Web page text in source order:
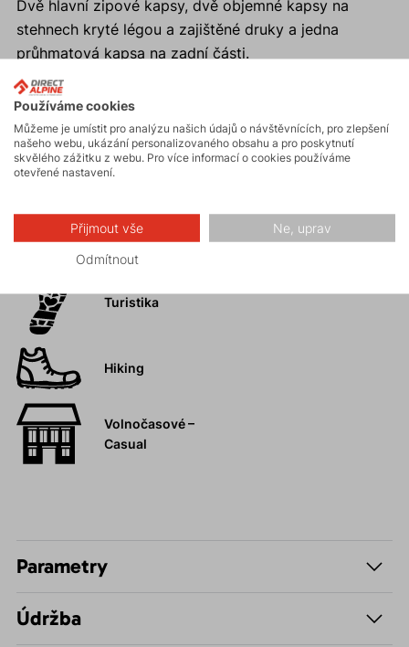
Dvě hlavní zipové kapsy, dvě objemné kapsy na
stehnech kryté légou a zajištěné druky a jedna
průhmatová kapsa na zadní části.
Anatomicky tvarovaná kolena.
Volné zakončení nohavic pro snadné zkrácení,
elastický materiál je umožňuje přetáhnout přes
pohorku.
Aktivity
Turistika
Hiking
Volnočasové –
Casual
Parametry
Údržba
Používáme cookies
Můžeme je umístit pro analýzu našich údajů o návštěvnících, pro zlepšení
našeho webu, ukázání personalizovaného obsahu a pro poskytnutí
skvělého zážitku z webu. Pro více informací o cookies používáme
otevřené nastavení.
Přijmout vše Ne, uprav
Odmítnout